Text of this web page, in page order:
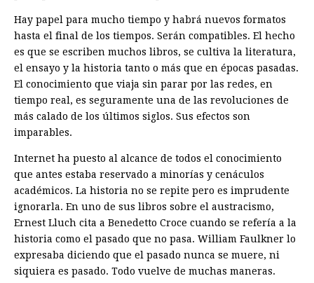
Hay papel para mucho tiempo y habrá nuevos formatos
hasta el final de los tiempos. Serán compatibles. El hecho
es que se escriben muchos libros, se cultiva la literatura,
el ensayo y la historia tanto o más que en épocas pasadas.
El conocimiento que viaja sin parar por las redes, en
tiempo real, es seguramente una de las revoluciones de
más calado de los últimos siglos. Sus efectos son
imparables.
Internet ha puesto al alcance de todos el conocimiento
que antes estaba reservado a minorías y cenáculos
académicos. La historia no se repite pero es imprudente
ignorarla. En uno de sus libros sobre el austracismo,
Ernest Lluch cita a Benedetto Croce cuando se refería a la
historia como el pasado que no pasa. William Faulkner lo
expresaba diciendo que el pasado nunca se muere, ni
siquiera es pasado. Todo vuelve de muchas maneras.